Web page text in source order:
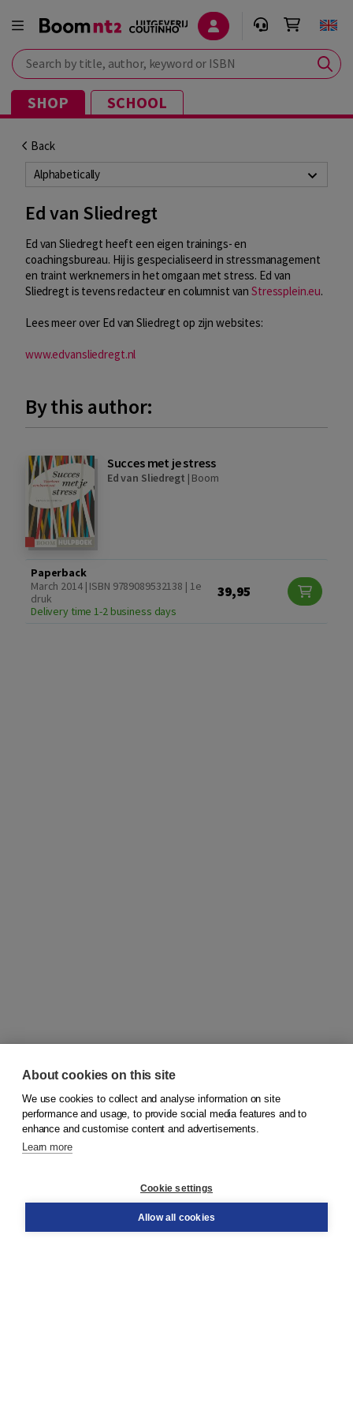
Search by title, author, keyword or ISBN
SHOP SCHOOL
Back
Alphabetically
Ed van Sliedregt
Ed van Sliedregt heeft een eigen trainings- en
coachingsbureau. Hij is gespecialiseerd in stressmanagement
en traint werknemers in het omgaan met stress. Ed van
Sliedregt is tevens redacteur en columnist vanStressplein.eu.
Lees meer over Ed van Sliedregt op zijn websites:
www.edvansliedregt.nl
By this author:
Succes met je stress
Ed van Sliedregt | Boom
Paperback
March 2014 | ISBN 9789089532138 | 1e
druk
Delivery time 1-2 business days
39,95
© 2026Koninklijke Boom uitgevers
Order
About cookies on this site
We use cookies to collect and analyse information on site
performance and usage, to provide social media features and to
enhance and customise content and advertisements.
Learn more
Cookie settings
Allow all cookies